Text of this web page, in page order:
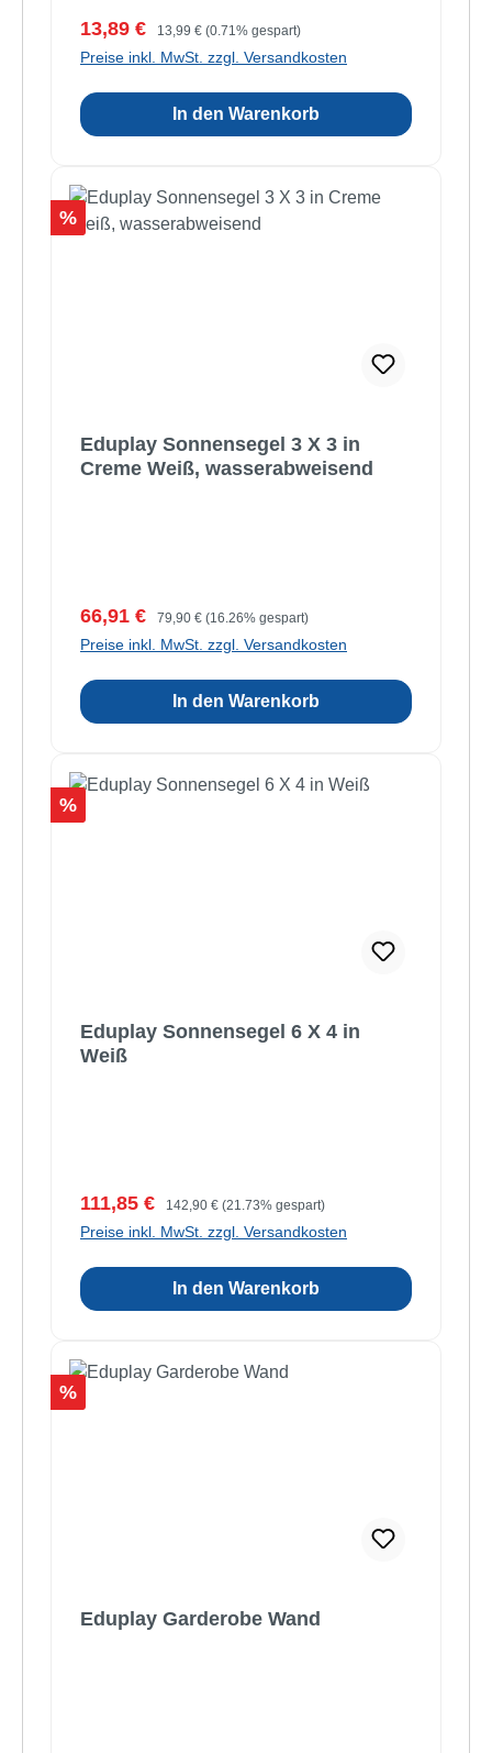
Verkaufspreis:
13,89 € Regulärer Preis:
13,99 € (0.71% gespart)
Preise inkl. MwSt. zzgl. Versandkosten
In den Warenkorb
Rabatt
%
Eduplay Sonnensegel 3 X 3 in
Creme Weiß, wasserabweisend
Verkaufspreis:
66,91 € Regulärer Preis:
79,90 € (16.26% gespart)
Preise inkl. MwSt. zzgl. Versandkosten
In den Warenkorb
Rabatt
%
Eduplay Sonnensegel 6 X 4 in
Weiß
Verkaufspreis:
111,85 € Regulärer Preis:
142,90 € (21.73% gespart)
Preise inkl. MwSt. zzgl. Versandkosten
In den Warenkorb
Rabatt
%
Eduplay Garderobe Wand